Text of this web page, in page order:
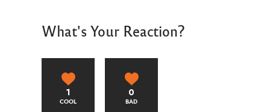
What's Your Reaction?
1
COOL
0
BAD